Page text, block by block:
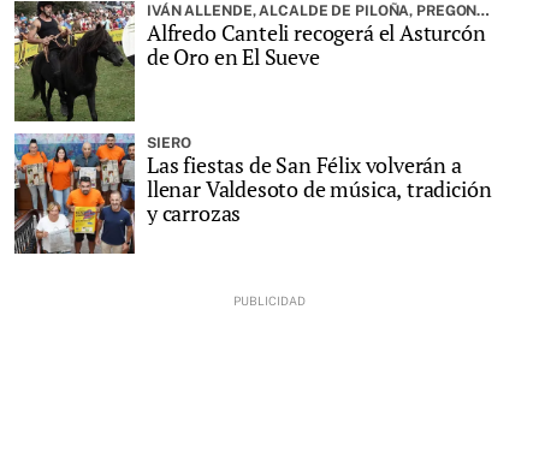
IVÁN ALLENDE, ALCALDE DE PILOÑA, PREGONARÁ LA FIESTA
Alfredo Canteli recogerá el Asturcón
de Oro en El Sueve
SIERO
Las fiestas de San Félix volverán a
llenar Valdesoto de música, tradición
y carrozas